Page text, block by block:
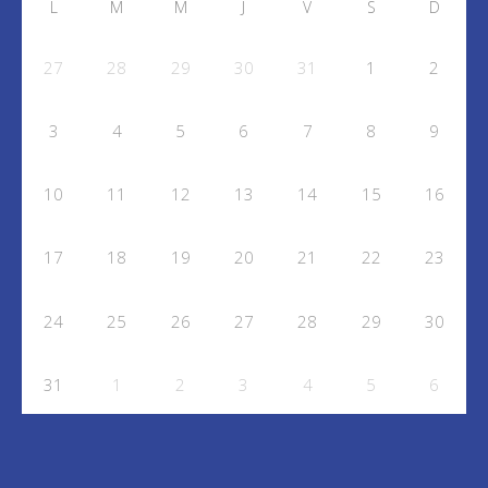
L M M J V S D
27 28 29 30 31 1 2
3 4 5 6 7 8 9
10 11 12 13 14 15 16
17 18 19 20 21 22 23
24 25 26 27 28 29 30
31 1 2 3 4 5 6